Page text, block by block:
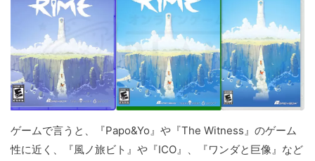
ゲームで言うと、『Papo&Yo』や『The Witness』のゲーム
性に近く、『風ノ旅ビト』や『ICO』、『ワンダと巨像』など